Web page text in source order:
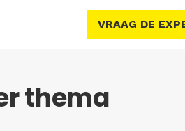
VRAAG DE
thema